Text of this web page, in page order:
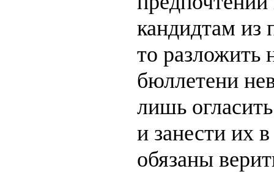
кандидтам из
то разложить
бюллетени
лишь
и занести их
обязаны